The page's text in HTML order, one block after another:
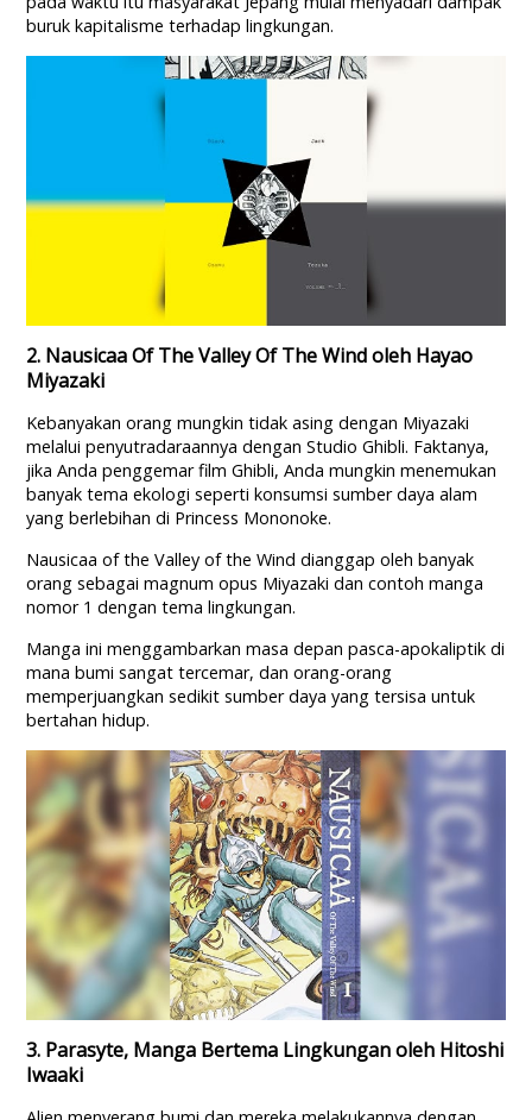
buruk kapitalisme terhadap lingkungan.
2. Nausicaa Of The Valley Of The Wind oleh Hayao
Miyazaki
Kebanyakan orang mungkin tidak asing dengan Miyazaki
melalui penyutradaraannya dengan Studio Ghibli. Faktanya,
jika Anda penggemar film Ghibli, Anda mungkin menemukan
banyak tema ekologi seperti konsumsi sumber daya alam
yang berlebihan di Princess Mononoke.
Nausicaa of the Valley of the Wind dianggap oleh banyak
orang sebagai magnum opus Miyazaki dan contoh manga
nomor 1 dengan tema lingkungan.
Manga ini menggambarkan masa depan pasca-apokaliptik di
mana bumi sangat tercemar, dan orang-orang
memperjuangkan sedikit sumber daya yang tersisa untuk
bertahan hidup.
3. Parasyte, Manga Bertema Lingkungan oleh Hitoshi
Iwaaki